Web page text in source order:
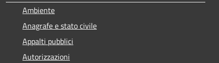
Ambiente
Anagrafe e stato civile
Appalti pubblici
Autorizzazioni